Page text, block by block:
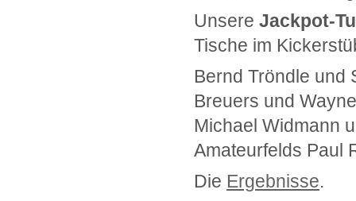
Unsere Jackpot-
Tische im
Bernd Tröndle und
Breuers und
Michael Widmann
Amateurfelds Paul
Die Ergebnisse.